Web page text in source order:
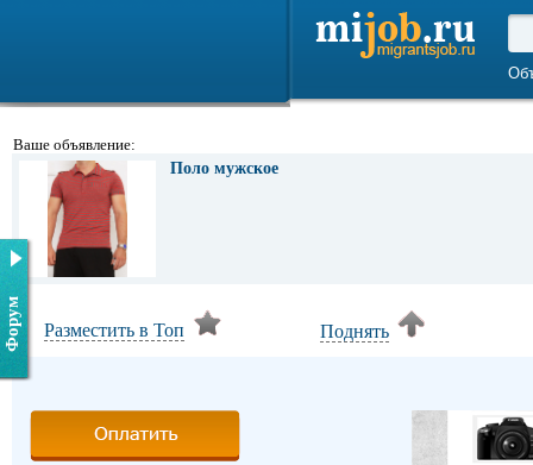
Форум
Ваше объявление:
Поло мужское
Разместить в Топ Поднять